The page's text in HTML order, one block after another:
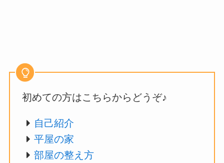
初めての方はこちらからどうぞ♪
自己紹介
平屋の家
部屋の整え方